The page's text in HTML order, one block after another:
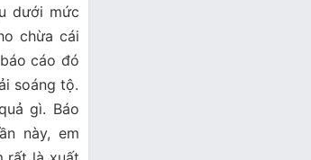
dưới mức
chừa cái
cáo đó
soáng tộ.
gì. Báo
này, em